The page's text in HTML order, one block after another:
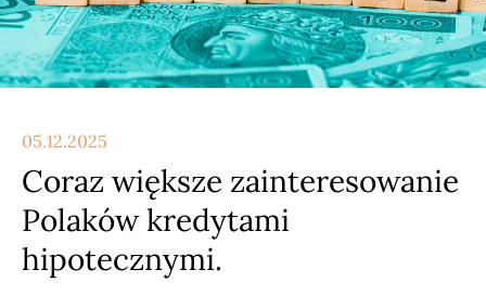
05.12.2025
Coraz większe zainteresowanie
Polaków kredytami
hipotecznymi.